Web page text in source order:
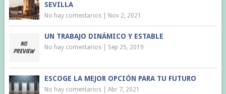
SEVILLA
No hay comentarios| Nov 2, 2021
UN TRABAJO DINÁMICO Y ESTABLE
No hay comentarios| Sep 25, 2019
ESCOGE LA MEJOR OPCIÓN PARA TU FUTURO
No hay comentarios| Abr 7, 2021